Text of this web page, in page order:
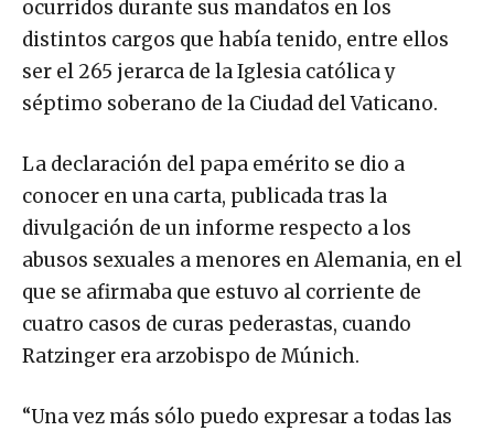
ocurridos durante sus mandatos en los
distintos cargos que había tenido, entre ellos
ser el 265 jerarca de la Iglesia católica​ y
séptimo soberano de la Ciudad del Vaticano.
La declaración del papa emérito se dio a
conocer en una carta, publicada tras la
divulgación de un informe respecto a los
abusos sexuales a menores en Alemania, en el
que se afirmaba que estuvo al corriente de
cuatro casos de curas pederastas, cuando
Ratzinger era arzobispo de Múnich.
“Una vez más sólo puedo expresar a todas las